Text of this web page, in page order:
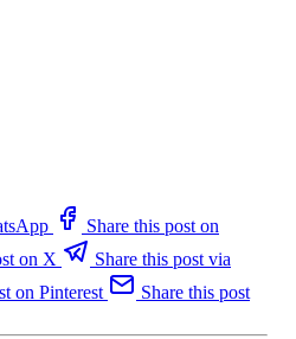
Share this post on
on X
Share this post via
on Pinterest
Share this post